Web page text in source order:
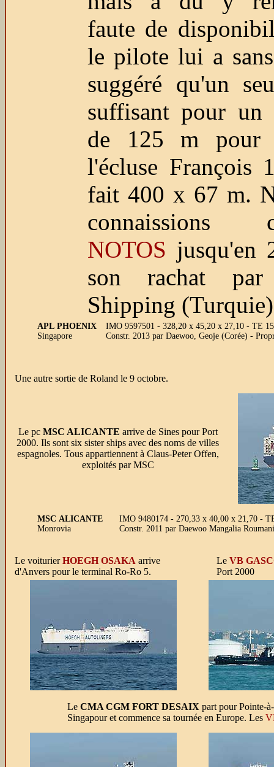
faute de
le pilote lui a
suggéré qu'un
suffisant pour un
de 125 m pour
l'écluse François
fait 400 x 67 m.
connaissions
NOTOS jusqu'en
son rachat par
Shipping (Turquie)
APL PHOENIX
Singapore
IMO 9597501 - 328,20 x 45,20 x 27,10 - TE
Constr. 2013 par Daewoo, Geoje (Corée) -
Une autre sortie de Roland le 9 octobre.
Le pc MSC ALICANTE arrive de Sines pour Port
2000. Ils sont six sister ships avec des noms de villes
espagnoles. Tous appartiennent à Claus-Peter Offen,
exploités par MSC
MSC ALICANTE
Monrovia
IMO 9480174 - 270,33 x 40,00 x 21,70 -
Constr. 2011 par Daewoo Mangalia
Le voiturierHOEGH OSAKA arrive
d'Anvers pour le terminal Ro-Ro 5.
Le VB
Port 2000
Le CMA CGM FORT DESAIX part pour Pointe-
Singapour et commence sa tournée en Europe. Les